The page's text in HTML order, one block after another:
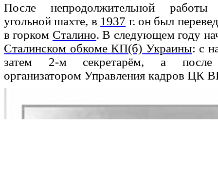
После непродолжительной
угольной шахте, в 1937 г. он был
в горком Сталино. В следующем году
Сталинском обкоме КП(б) Украины: с
затем 2-м секретарём, а после
организатором Управления кадров ЦК